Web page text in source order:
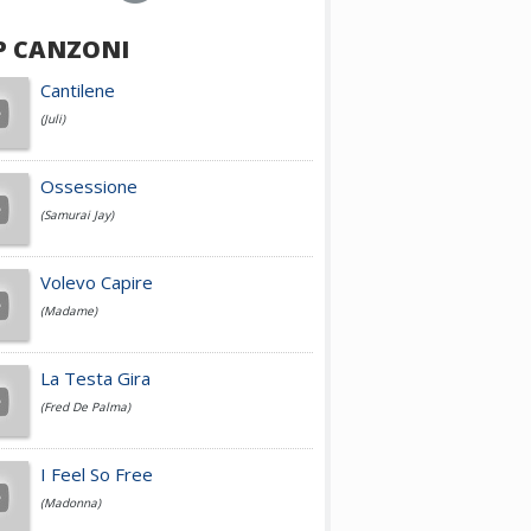
Achille Lauro
Cesare Cremonini
Jovanotti
Fedez
Simone Cristicchi
CANZONI
Cantilene
(Juli)
Ossessione
(Samurai Jay)
Volevo Capire
(Madame)
La Testa Gira
(Fred De Palma)
I Feel So Free
(Madonna)